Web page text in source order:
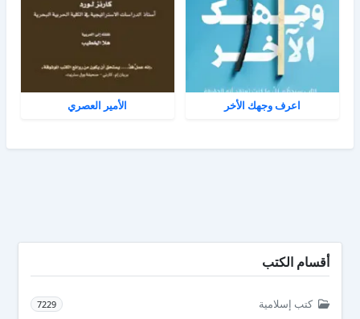
اعرف وجهك الأخر الأمير العصري
أقسام الكتب
كتب إسلامية 7229